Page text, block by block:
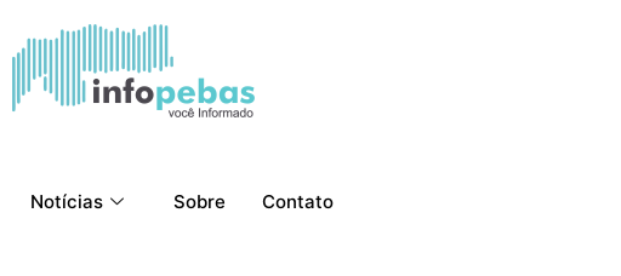
Notícias Sobre Contato